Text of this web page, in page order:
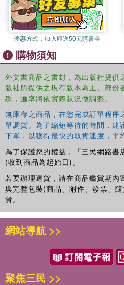
with airborne radar. The He 219
aircraft to have a tricycle
crew members. The author
details in describing the
technology it employed, its testing,
優惠方式： 加入即送50元購書金
購物須知
外文書商品之書封，為出版社提供
版社所提供之現有版本為主。部份
殊，匯率將依實際狀況做調整。
無庫存之商品，在您完成訂單程序
單調貨。為了縮短等待的時間，建
下單，以獲得最快的取貨速度，平
為了保護您的權益，「三民網路書
(收到商品為起始日)。
若要辦理退貨，請在商品鑑賞期內
與完整包裝(商品、附件、發票、
貨。
網站導航 >>
聚焦三民 >>